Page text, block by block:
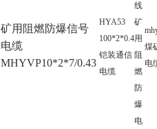
矿用阻燃防爆信号
电缆
MHYVP10*2*7/0.43
HYA53
100*2*0.4
铠装通信
电缆
线
矿
用
阻
燃
防
爆
电
煤
电